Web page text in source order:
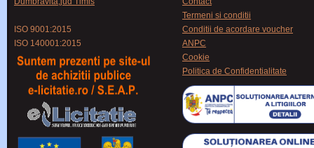
ISO 9001:2015
ISO 140001:2015
Termeni si conditii
Conditii de acordare voucher
ANPC
Cookie
Politica de Confidentialitate